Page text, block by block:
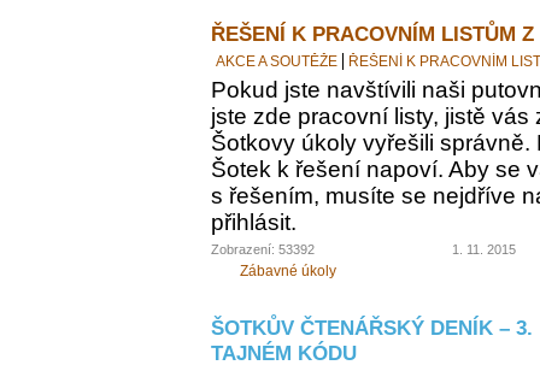
ŘEŠENÍ K PRACOVNÍM LISTŮM Z
AKCE A SOUTĚŽE ŘEŠENÍ K PRACOVNÍM
Pokud jste navštívili naši
jste zde pracovní listy, jistě vás
Šotkovy úkoly vyřešili
Šotek k řešení napoví. Aby se
s řešením, musíte se nejdříve
přihlásit.
Zobrazení: 53392 1. 11. 2015
Zábavné úkoly
ŠOTKŮV ČTENÁŘSKÝ DENÍK –
TAJNÉM KÓDU